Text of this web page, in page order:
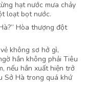
hạt nước mưa chảy
loạt bọt nước.
Hòa thượng đột
không sơ hở gì,
hắn không phải Tiêu
nếu hắn xuất hiện trở
Sở Hà trong quá khứ